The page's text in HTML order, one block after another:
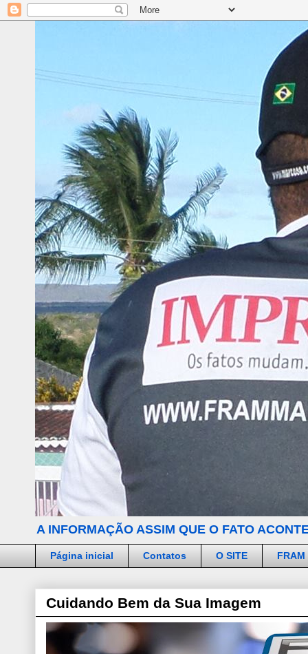
A INFORMAÇÃO ASSIM QUE O FATO
Página inicial Contatos O SITE FRAM
Cuidando Bem da Sua Imagem